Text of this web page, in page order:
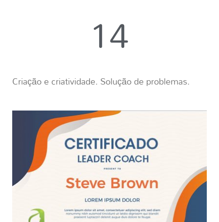
14
Criação e criatividade.Solução de problemas.